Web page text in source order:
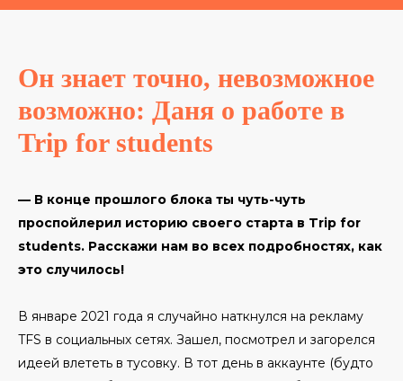
Он знает точно, невозможное
возможно: Даня о работе в
Trip for students
— В конце прошлого блока ты чуть-чуть
проспойлерил историю своего старта в Trip for
students. Расскажи нам во всех подробностях, как
это случилось!
В январе 2021 года я случайно наткнулся на рекламу
TFS в социальных сетях. Зашел, посмотрел и загорелся
идеей влететь в тусовку. В тот день в аккаунте (будто